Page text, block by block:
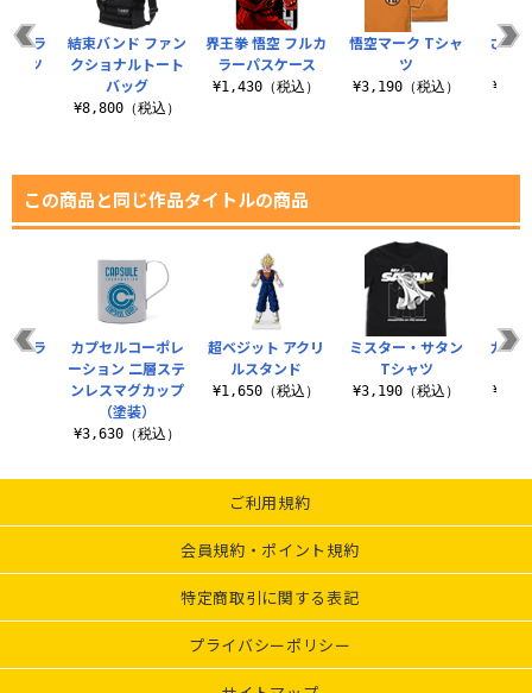
界王拳 悟空 フルカ
ラーパスケース
¥1,430（税込）
悟空マーク Tシャ
ツ
¥3,190（税込）
さよ
グラ
ャツ
結束バンド ファン
クショナルトート
バッグ
¥8,800（税込）
この商品と同じ作品タイトルの商品
超ベジット アクリ
ルスタンド
¥1,650（税込）
ミスター・サタン
Tシャツ
¥3,190（税込）
カメ
カラ
カプセルコーポレ
ーション 二層ステ
ンレスマグカップ
（塗装）
¥3,630（税込）
ご利用規約
会員規約・ポイント規約
特定商取引に関する表記
プライバシーポリシー